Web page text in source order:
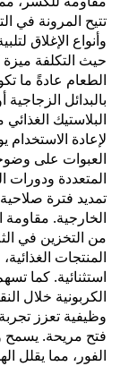
تتيح المرونة في
وأنواع الإغلاق
حيث التكلفة ميزة
الطعام عادةً ما
بالبدائل
البلاستيك
لإعادة
العبوات على
المتعددة ودورات
تمديد فترة
الخارجية. مقاومة
من التخزين في
المنتجات
استثنائية. كما
الكربونية خلال
وظيفية تعزز
فتح مريحة. يسمح
الفور، مما يقلل